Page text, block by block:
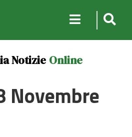
Notizie Online
Novembre